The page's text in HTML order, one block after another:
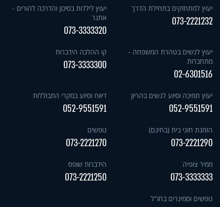
יעוץ למתחזקים בתחילת הדרך
073-2221232
יעוץ לילדות בסיכון והדרכה להורים -
אתגר
073-3333320
יעוץ לנשים בטהרת המשפחה -
מתחברות
02-6301516
קו ההלכה הידברות
073-3333300
יעוץ תמיכה וסיוע לנשים בהריון
052-9551591
דיווח וסיוע במקרי התבוללות
052-9551591
הזמנת חוגי בית (בחינם)
073-2221290
נופשים
073-2221270
ממיר צופיה
073-3333333
הידברות שופס
073-2221250
נופשים וסמינרים בחו"ל